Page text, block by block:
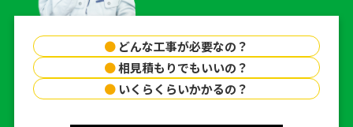
● どんな工事が必要なの？
●相見積もりでもいいの？
● いくらくらいかかるの？